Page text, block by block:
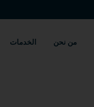
من نحن الخدمات